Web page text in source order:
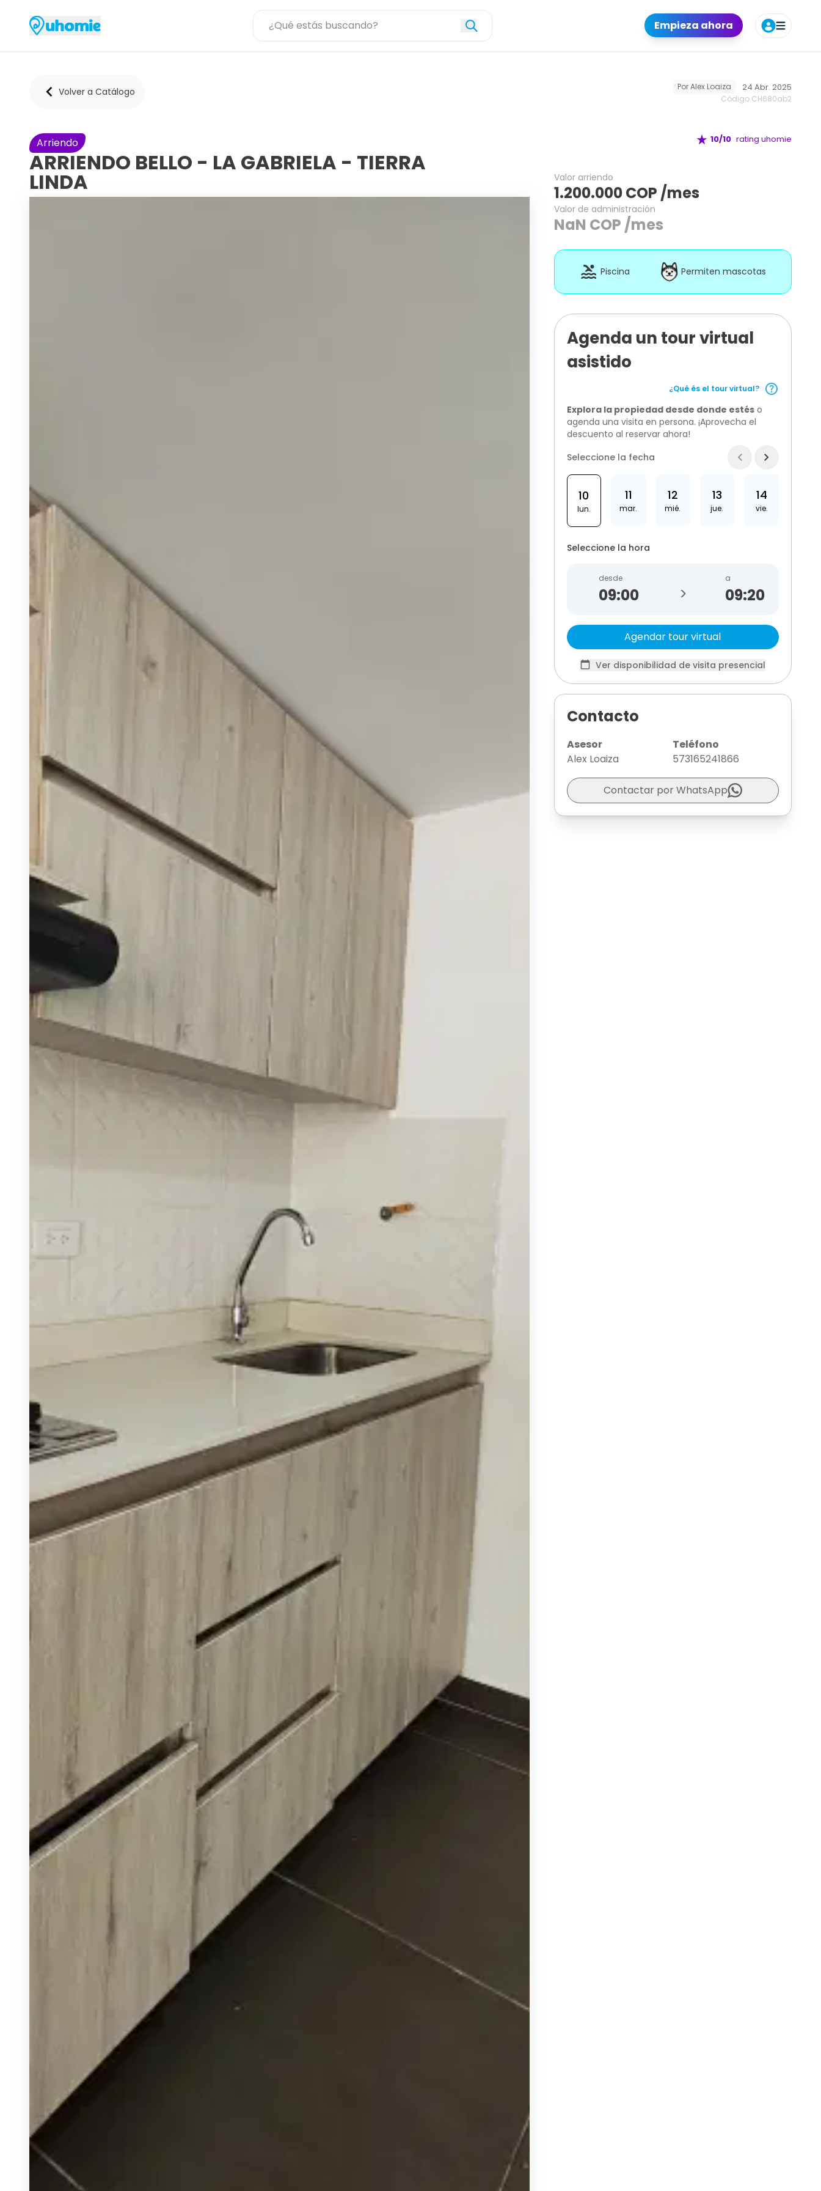
Empieza ahora
ExplorarDescripción Ubicación Agendar tour
Volver a Catálogo PorAlex Loaiza 24 Abr. 2025
Código CH680ab2
Arriendo
ARRIENDO BELLO - LA GABRIELA - TIERRA
LINDA
10/10 rating uhomie
Valor arriendo
1.200.000COP /mes
Valor de administración
NaN COP /mes
Piscina Permiten mascotas
Agenda un tour virtual
asistido
¿Qué és el tour virtual?
Explora la propiedad desde donde estés o
agenda una visita en persona. ¡Aprovecha el
descuento al reservar ahora!
Seleccione la fecha
10
lun.
11
mar.
12
mié.
13
jue.
14
vie.
Seleccione la hora
desde
>
a
09:20
Agendar tour virtual
Ver disponibilidad de visita presencial
Contacto
Asesor
Alex Loaiza
Teléfono
573165241866
Contactar por WhatsApp